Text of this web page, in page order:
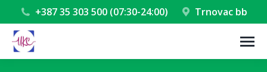
+387 35 303 500 (07:30-24:00) Trnovac bb